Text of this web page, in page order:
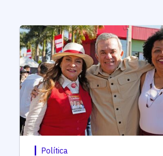
Política